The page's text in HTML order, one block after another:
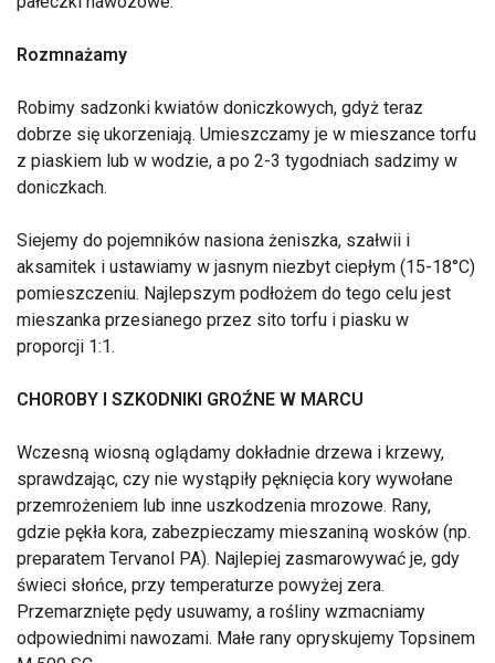
Rozmnażamy
Robimy sadzonki kwiatów doniczkowych, gdyż teraz
dobrze się ukorzeniają. Umieszczamy je w mieszance torfu
z piaskiem lub w wodzie, a po 2-3 tygodniach sadzimy w
doniczkach.
Siejemy do pojemników nasiona żeniszka, szałwii i
aksamitek i ustawiamy w jasnym niezbyt ciepłym (15-18°C)
pomieszczeniu. Najlepszym podłożem do tego celu jest
mieszanka przesianego przez sito torfu i piasku w
proporcji 1:1.
CHOROBY I SZKODNIKI GROŹNE W MARCU
Wczesną wiosną oglądamy dokładnie drzewa i krzewy,
sprawdzając, czy nie wystąpiły pęknięcia kory wywołane
przemrożeniem lub inne uszkodzenia mrozowe. Rany,
gdzie pękła kora, zabezpieczamy mieszaniną wosków (np.
preparatem Tervanol PA). Najlepiej zasmarowywać je, gdy
świeci słońce, przy temperaturze powyżej zera.
Przemarznięte pędy usuwamy, a rośliny wzmacniamy
odpowiednimi nawozami. Małe rany opryskujemy Topsinem